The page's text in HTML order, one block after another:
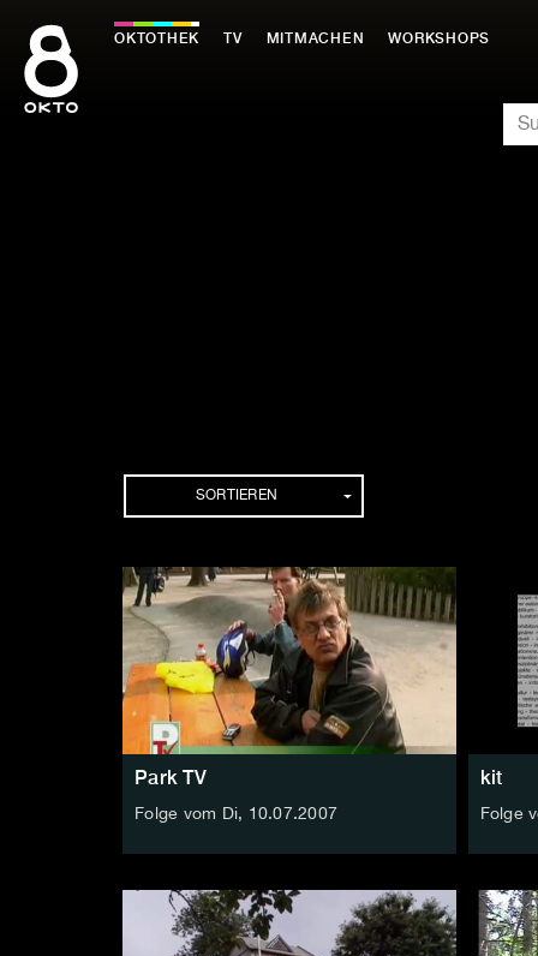
Inhalt
springen
OKTOTHEK TV MITMACHEN WORKSHOPS
SORTIEREN
Park TV
Folge vom Di, 10.07.2007
kit
Folge